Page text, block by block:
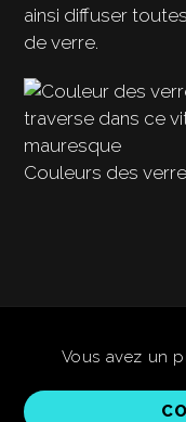
ainsi diffuser
de verre.
Couleurs des
Vous avez un